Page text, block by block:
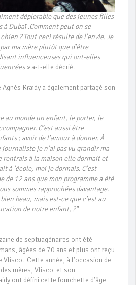
déplorable que des jeunes filles
Dubaï .Comment peut on se
? Tout ceci résulte de l’envie. Je
ma mère plutôt que d’être
influenceuses qui ont-elles
»a-t-elle décrié.
Kraidy a également partagé son
au monde un enfant, le porter, le
C’est aussi être
; avoir de l’amour à donner. À
je n’ai pas vu grandir ma
rentrais à la maison elle dormait et
à ’école, moi je dormais. C’est
de 12 ans que mon programme a été
sommes rapprochées davantage.
beau, mais est-ce que c’est au
de notre enfant, ?”
de septuagénaires ont été
âgées de 70 ans et plus ont reçu
Vlisco. Cette année, à l’occasion de
mères, Vlisco et son
ont défini cette fourchette d’âge